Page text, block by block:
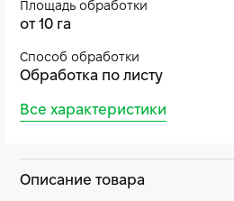
Площадь обработки
от 10 га
Способ обработки
Обработка по листу
Все характеристики
Описание товара